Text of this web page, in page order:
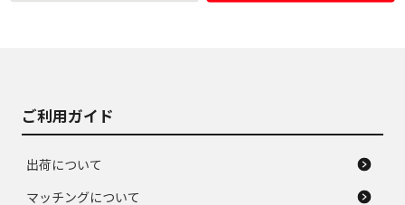
ご利用ガイド
出荷について
マッチングについて